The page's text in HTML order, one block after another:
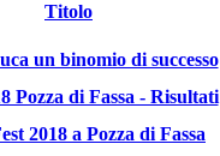
Titolo
un binomio di successo
Pozza di Fassa - Risultati
2018 a Pozza di Fassa